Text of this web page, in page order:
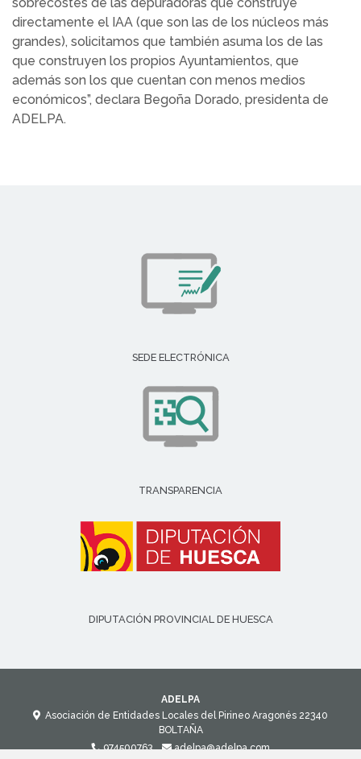
directamente el IAA (que son las de los núcleos más
grandes), solicitamos que también asuma los de las
que construyen los propios Ayuntamientos, que
además son los que cuentan con menos medios
económicos”, declara Begoña Dorado, presidenta de
ADELPA.
SEDE ELECTRÓNICA
TRANSPARENCIA
DIPUTACIÓN PROVINCIAL DE HUESCA
ADELPA
Asociación de Entidades Locales del Pirineo Aragonés 22340
BOLTAÑA
974500763
adelpa@adelpa.com